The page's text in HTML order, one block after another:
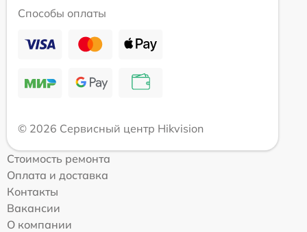
Способы оплаты
© 2026 Сервисный центр Hikvision
Стоимость ремонта
Оплата и доставка
Контакты
Вакансии
О компании